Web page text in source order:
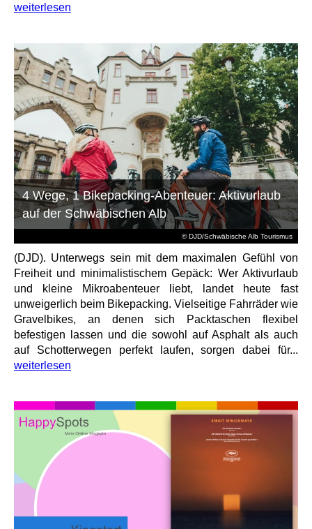
weiterlesen
© DJD/Schwäbische Alb Tourismus
4 Wege, 1 Bikepacking-Abenteuer: Aktivurlaub
auf der Schwäbischen Alb
(DJD). Unterwegs sein mit dem maximalen Gefühl von
Freiheit und minimalistischem Gepäck: Wer Aktivurlaub
und kleine Mikroabenteuer liebt, landet heute fast
unweigerlich beim Bikepacking. Vielseitige Fahrräder wie
Gravelbikes, an denen sich Packtaschen flexibel
befestigen lassen und die sowohl auf Asphalt als auch
auf Schotterwegen perfekt laufen, sorgen dabei für...
weiterlesen